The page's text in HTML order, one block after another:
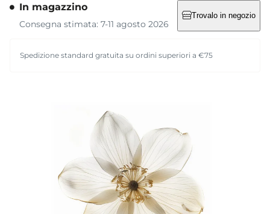
In magazzino
Consegna stimata: 7-11 agosto 2026
Trovalo in negozio
Spedizione standard gratuita su ordini superiori a €75